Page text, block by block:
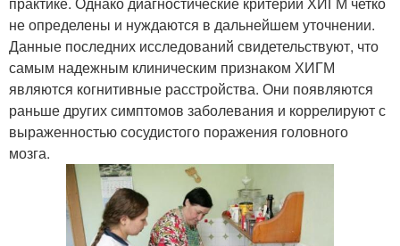
не определены и нуждаются в дальнейшем уточнении.
Данные последних исследований свидетельствуют, что
самым надежным клиническим признаком ХИГМ
являются когнитивные расстройства. Они появляются
раньше других симптомов заболевания и коррелируют с
выраженностью сосудистого поражения головного
мозга.